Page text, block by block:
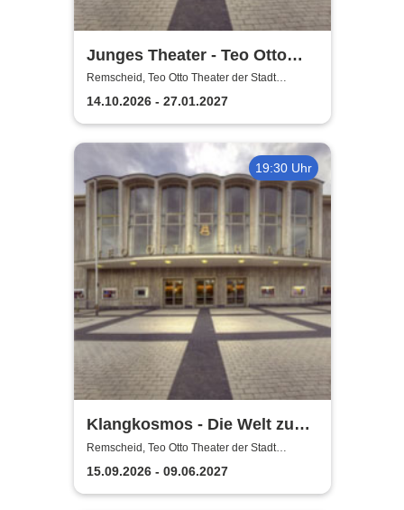
Junges Theater - Teo Otto
Theater der Stadt Remscheid
Remscheid, Teo Otto Theater der Stadt
Remscheid
14.10.2026 - 27.01.2027
19:30 Uhr
Klangkosmos - Die Welt zu
Gast in Remscheid
Remscheid, Teo Otto Theater der Stadt
Remscheid
15.09.2026 - 09.06.2027